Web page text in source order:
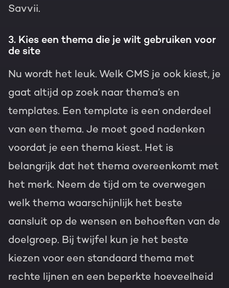
Savvii.
3. Kies een thema die je wilt gebruiken voor
de site
Nu wordt het leuk. Welk CMS je ook kiest, je
gaat altijd op zoek naar thema’s en
templates. Een template is een onderdeel
van een thema. Je moet goed nadenken
voordat je een thema kiest. Het is
belangrijk dat het thema overeenkomt met
het merk. Neem de tijd om te overwegen
welk thema waarschijnlijk het beste
aansluit op de wensen en behoeften van de
doelgroep. Bij twijfel kun je het beste
kiezen voor een standaard thema met
rechte lijnen en een beperkte hoeveelheid